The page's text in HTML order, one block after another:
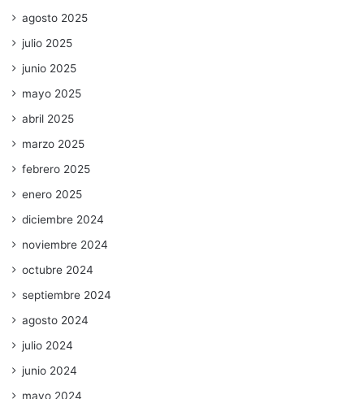
agosto 2025
julio 2025
junio 2025
mayo 2025
abril 2025
marzo 2025
febrero 2025
enero 2025
diciembre 2024
noviembre 2024
octubre 2024
septiembre 2024
agosto 2024
julio 2024
junio 2024
mayo 2024